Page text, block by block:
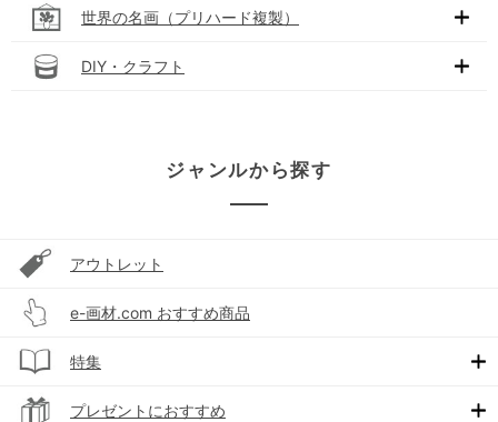
世界の名画（プリハード複製）
DIY・クラフト
ジャンルから探す
アウトレット
e-画材.com おすすめ商品
特集
プレゼントにおすすめ